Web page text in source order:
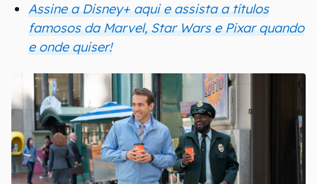
Assine a Disney+ aqui e assista a títulos
famosos da Marvel, Star Wars e Pixar quando
e onde quiser!